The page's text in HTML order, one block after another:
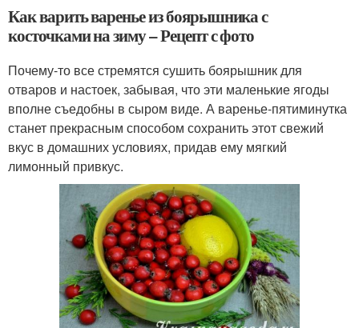
Как варить варенье из боярышника с
косточками на зиму – Рецепт с фото
Почему-то все стремятся сушить боярышник для
отваров и настоек, забывая, что эти маленькие ягоды
вполне съедобны в сыром виде. А варенье-пятиминутка
станет прекрасным способом сохранить этот свежий
вкус в домашних условиях, придав ему мягкий
лимонный привкус.